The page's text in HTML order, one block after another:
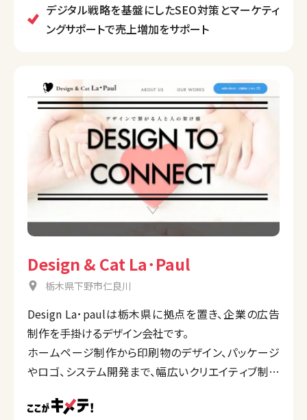
デジタル戦略を基盤にしたSEO対策とマーケティ
ングサポートで売上増加をサポート
Design & Cat La･Paul
栃木県下野市仁良川
Design La･paulは栃木県に拠点を置き、企業の広告
制作を手掛けるデザイン会社です。
ホームページ制作から印刷物のデザイン、パッケージ
やロゴ、システム開発まで、幅広いクリエイティブ制作
特に、クライアントの目的達成を重視したデザイン提案